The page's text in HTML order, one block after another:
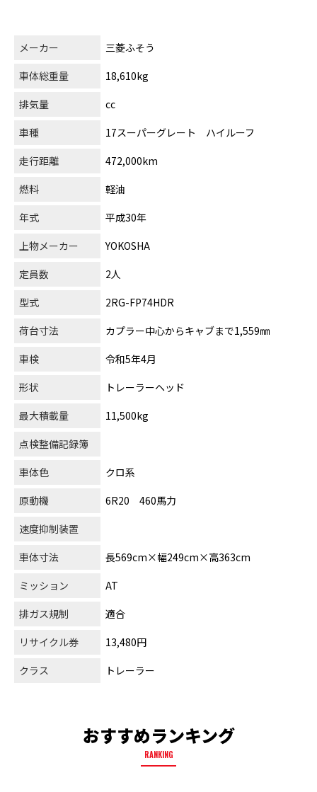
メーカー
三菱ふそう
車体総重量
18,610kg
排気量
cc
車種
17スーパーグレート ハイルーフ
走行距離
472,000km
燃料
軽油
年式
平成30年
上物メーカー
YOKOSHA
定員数
2人
型式
2RG-FP74HDR
荷台寸法
カプラー中心からキャブまで1,559㎜
車検
令和5年4月
形状
トレーラーヘッド
最大積載量
11,500kg
点検整備記録簿
車体色
クロ系
原動機
6R20 460馬力
速度抑制装置
車体寸法
長569cm×幅249cm×高363cm
ミッション
AT
排ガス規制
適合
リサイクル券
13,480円
クラス
トレーラー
おすすめランキング
RANKING